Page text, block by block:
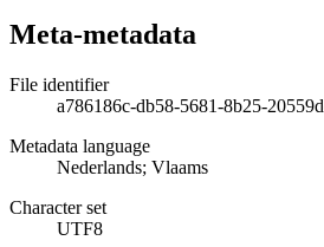
Meta-metadata
File identifier
a786186c-db58-5681-8b25-
Metadata language
Nederlands; Vlaams
Character set
UTF8